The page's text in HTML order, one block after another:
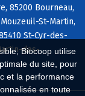
Biocoop utilise
du site, pour
et la performance
en toute
85200 Bourneau,
St-Martin,
St-Cyr-des-
des-